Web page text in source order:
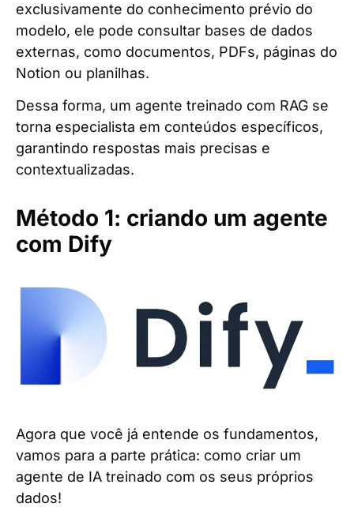
exclusivamente do conhecimento prévio do
modelo, ele pode consultar bases de dados
externas, como documentos, PDFs, páginas do
Notion ou planilhas.
Dessa forma, um agente treinado com RAG se
torna especialista em conteúdos específicos,
garantindo respostas mais precisas e
contextualizadas.
Método 1: criando um agente
com Dify
Agora que você já entende os fundamentos,
vamos para a parte prática: como criar um
agente de IA treinado com os seus próprios
dados!